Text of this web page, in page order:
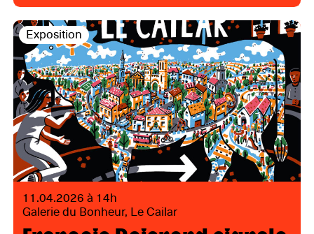
Exposition
11.04.2026 à 14h
Galerie du Bonheur, Le Cailar